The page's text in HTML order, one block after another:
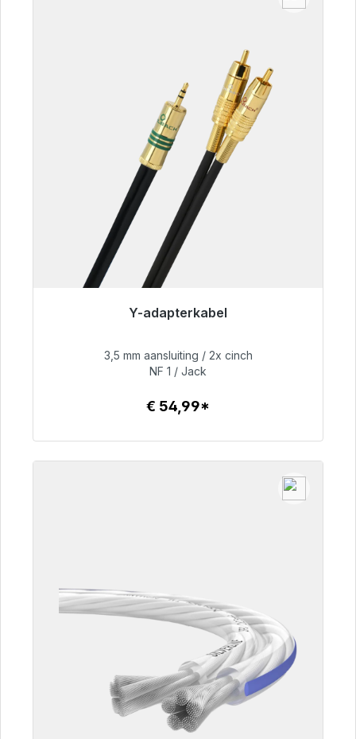
Y-adapterkabel
Klaar voor onmiddellijke verzending, levertijd
€ 54,99
3,5 mm aansluiting / 2x cinch
NF 1 / Jack
€ 54,99*